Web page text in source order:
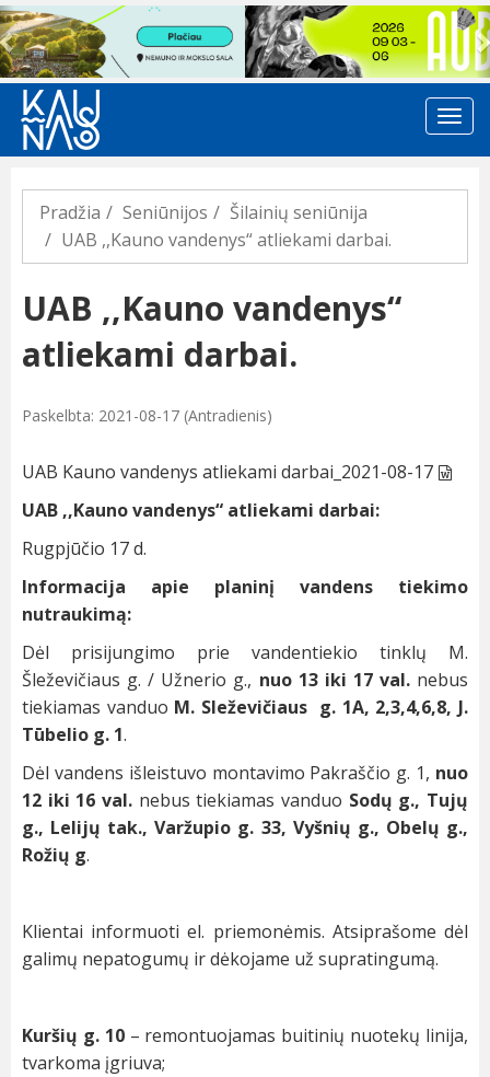
Previous
Pradžia Seniūnijos
Šilainių seniūnija
UAB ,,Kauno vandenys“ atliekami darbai.
UAB ,,Kauno vandenys“
atliekami darbai.
Paskelbta: 2021-08-17 (Antradienis)
UAB Kauno vandenys atliekami darbai_2021-08-17
UAB ,,Kauno vandenys“ atliekami darbai:
Rugpjūčio 17 d.
Informacija apie planinį vandens tiekimo
nutraukimą:
Dėl prisijungimo prie vandentiekio tinklų M.
Šleževičiaus g. / Užnerio g., nuo 13 iki 17 val.nebus
tiekiamas vanduo M. Sleževičiaus g. 1A, 2,3,4,6,8, J.
Tūbelio g. 1.
Dėl vandens išleistuvo montavimo Pakraščio g. 1, nuo
12 iki 16 val. nebus tiekiamas vanduo Sodų g., Tujų
g., Lelijų tak., Varžupio g. 33, Vyšnių g., Obelų g.,
Rožių g.
Klientai informuoti el. priemonėmis. Atsiprašome dėl
galimų nepatogumų ir dėkojame už supratingumą.
Kuršių g. 10– remontuojamas buitinių nuotekų linija,
tvarkoma įgriuva;